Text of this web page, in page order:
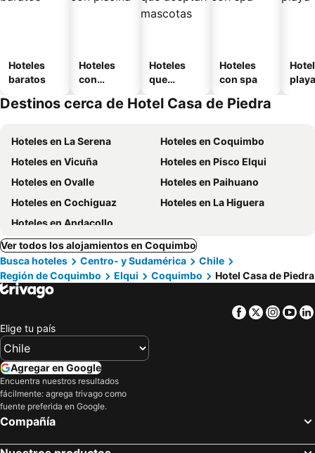
Hoteles
baratos
Hoteles
con
Hoteles
que
mascotas
Hoteles
con spa
playa
Destinos cerca de Hotel Casa de Piedra
Hoteles en La Serena
Hoteles en Coquimbo
Hoteles en Vicuña
Hoteles en Pisco Elqui
Hoteles en Ovalle
Hoteles en Paihuano
Hoteles en Cochiguaz
Hoteles en La Higuera
Hoteles en Andacollo
Ver todos los alojamientos en Coquimbo
Busca hoteles
Centro- y Sudamérica
Chile
Región de Coquimbo
Elqui Coquimbo Hotel Casa de Piedra
Facebook
Twitter
Elige tu país
Agregar en Google
Encuentra nuestros resultados
fácilmente: agrega trivago como
fuente preferida en Google.
Compañía